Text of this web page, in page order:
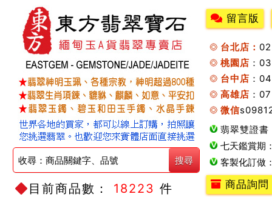
目前商品數： 18223 件
留言版
台北店：
桃園店 ：
台中店 ：
高雄店 ：
微信
翡翠雙證書
七天鑑賞期
客製化訂做
商品詢問